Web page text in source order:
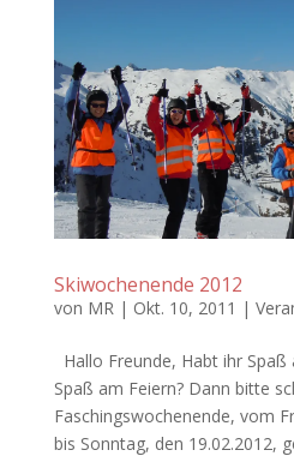
Skiwochenende 2012
von MR| Okt. 10, 2011 |
Hallo Freunde, Habt ihr
Spaß am Feiern? Dann bitte
Faschingswochenende, vom
bis Sonntag, den 19.02.2012,